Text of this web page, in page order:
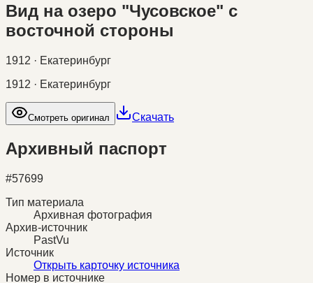
Вид на озеро "Чусовское" с
восточной стороны
1912 · Екатеринбург
1912 · Екатеринбург
Смотреть оригинал Скачать
Архивный паспорт
#57699
Тип материала
Архивная фотография
Архив-источник
PastVu
Источник
Открыть карточку источника
Номер в источнике